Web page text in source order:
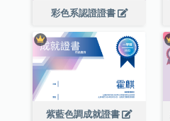
彩色系認證證書
紫藍色調成就證書